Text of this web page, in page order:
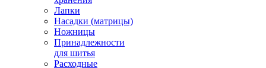
Лапки
Насадки (матрицы)
Ножницы
Принадлежности
для шитья
Расходные